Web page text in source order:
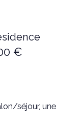
€
séjour, une